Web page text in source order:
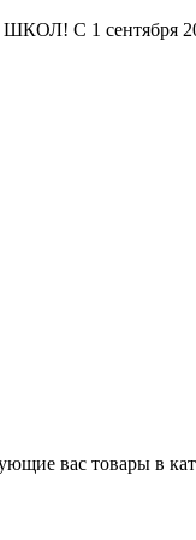
1 сентября 2025
вас товары в